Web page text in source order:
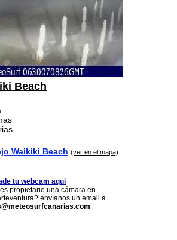
Beach
Waikiki Beach (ver en el mapa)
tu webcam aqui
propietario una cámara en
envíanos un email a